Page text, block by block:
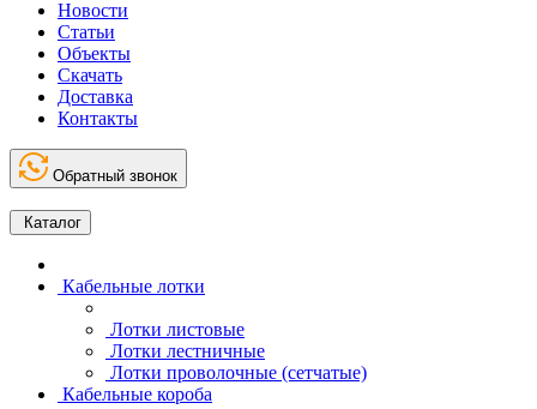
Новости
Статьи
Объекты
Скачать
Доставка
Контакты
Обратный звонок
Каталог
Кабельные лотки
Лотки листовые
Лотки лестничные
Лотки проволочные (сетчатые)
Кабельные короба